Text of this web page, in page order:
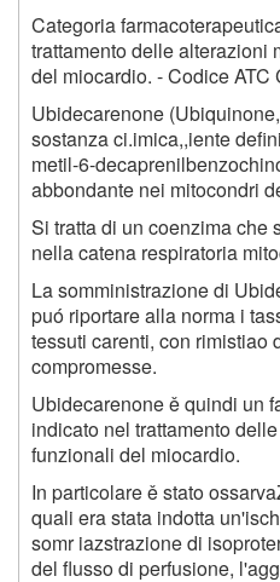
Categoria
trattamento delle alterazioni
del miocardio. - Codice ATC
Ubidecarenone
sostanza ci.imica,,iente
metil-6-
abbondante nei mitocondri
Si tratta di un coenzima che
nella catena respiratoria
La somministrazione di
puó riportare alla norma i
tessuti carenti, con rimistiao
compromesse.
Ubidecarenone ě quindi un
indicato nel trattamento
funzionali del miocardio.
In particolare ě stato
quali era stata indotta
somr iazstrazione di
del flusso di perfusione,